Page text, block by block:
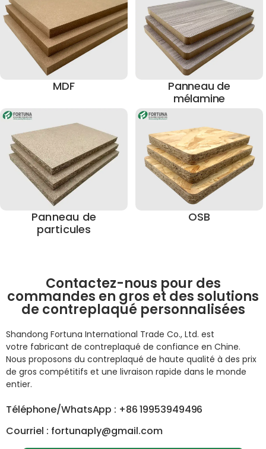
MDF
Panneau de
mélamine
Panneau de
particules
OSB
Contactez-nous pour des
commandes en gros et des solutions
de contreplaqué personnalisées
Shandong Fortuna International Trade Co., Ltd. est
votre fabricant de contreplaqué de confiance en Chine.
Nous proposons du contreplaqué de haute qualité à des prix
de gros compétitifs et une livraison rapide dans le monde
entier.
Téléphone/WhatsApp : +86 19953949496
Courriel : fortunaply@gmail.com